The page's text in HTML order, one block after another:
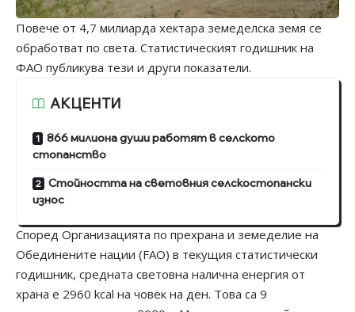
Повече от 4,7 милиарда хектара земеделска земя се
обработват по света. Статистическият годишник на
ФАО публикува тези и други показатели.
АКЦЕНТИ
866 милиона души работят в селското
стопанство
Стойността на световния селскостопански
износ
Според Организацията по прехрана и земеделие на
Обединените нации (FAO) в текущия статистически
годишник, средната световна налична енергия от
храна е 2960 kcal на човек на ден. Това са 9